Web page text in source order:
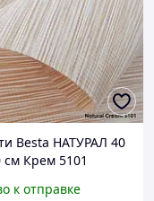
Besta НАТУРАЛ 40
см Крем 5101
к отправке